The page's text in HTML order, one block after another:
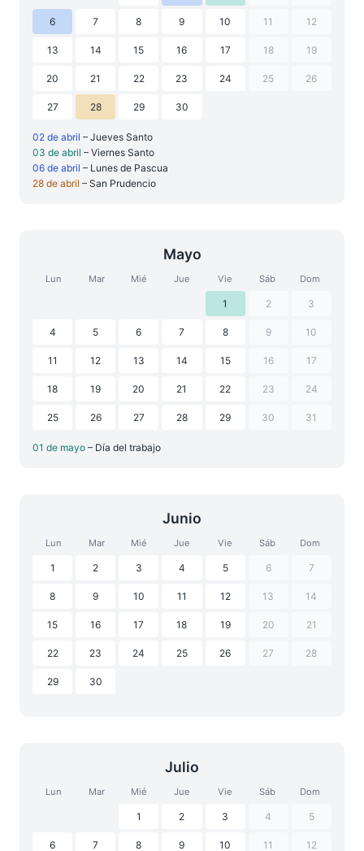
6 7 8 9 10 11 12
13 14 15 16 17 18 19
20 21 22 23 24 25 26
27 28 29 30
02 de abril – Jueves Santo
03 de abril – Viernes Santo
06 de abril – Lunes de Pascua
28 de abril – San Prudencio
Mayo
Lun Mar Mié Jue Vie Sáb Dom
1 2 3
4 5 6 7 8 9 10
11 12 13 14 15 16 17
18 19 20 21 22 23 24
25 26 27 28 29 30 31
01 de mayo – Día del trabajo
Junio
Lun Mar Mié Jue Vie Sáb Dom
1 2 3 4 5 6 7
8 9 10 11 12 13 14
15 16 17 18 19 20 21
22 23 24 25 26 27 28
29 30
Julio
Lun Mar Mié Jue Vie Sáb Dom
1 2 3 4 5
6 7 8 9 10 11 12